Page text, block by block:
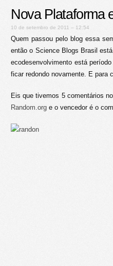
Nova Plataforma
10 de setembro de 2011 – 12:54
Quem passou pelo blog essa
então o Science Blogs Brasil
ecodesenvolvimento está
ficar redondo novamente. E para
Eis que tivemos 5 comentários
Random.org e o vencedor é o